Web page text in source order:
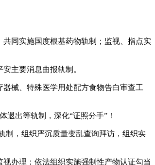
同实施国度根基药物轨制；监视、指点实
主要消息曲报轨制。
械、特殊医学用处配方食物告白审查工
出等轨制，深化“证照分手”！
，组织严沉质量变乱查询拜访，组织实
办理；依法组织实施强制性产物认证勾当